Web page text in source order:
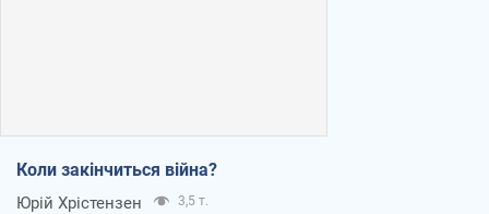
Коли закінчиться війна?
Юрій Хрістензен 3,5 т.